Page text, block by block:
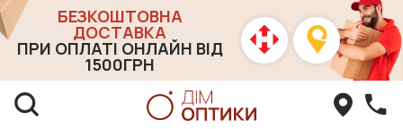
БЕЗКОШТОВНА
ДОСТАВКА
ПРИ ОПЛАТІ ОНЛАЙН ВІД
1500ГРН